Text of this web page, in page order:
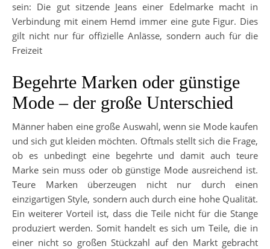
sein: Die gut sitzende Jeans einer Edelmarke macht in
Verbindung mit einem Hemd immer eine gute Figur. Dies
gilt nicht nur für offizielle Anlässe, sondern auch für die
Freizeit
Begehrte Marken oder günstige
Mode – der große Unterschied
Männer haben eine große Auswahl, wenn sie Mode kaufen
und sich gut kleiden möchten. Oftmals stellt sich die Frage,
ob es unbedingt eine begehrte und damit auch teure
Marke sein muss oder ob günstige Mode ausreichend ist.
Teure Marken überzeugen nicht nur durch einen
einzigartigen Style, sondern auch durch eine hohe Qualität.
Ein weiterer Vorteil ist, dass die Teile nicht für die Stange
produziert werden. Somit handelt es sich um Teile, die in
einer nicht so großen Stückzahl auf den Markt gebracht